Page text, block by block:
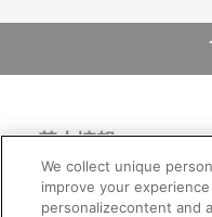
基本情報
利用規約 特定商取引法に基づく
ご利用情報
We collect unique
improve your
personalizecontent and